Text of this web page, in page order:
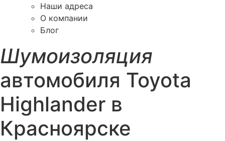
Наши адреса
О компании
Блог
Шумоизоляция
автомобиля Toyota
Highlander в
Красноярске